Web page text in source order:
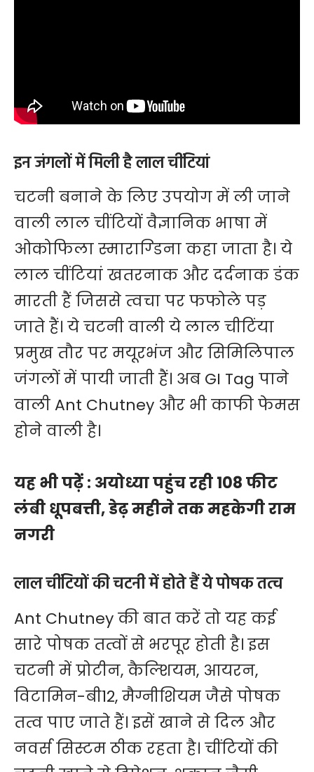
इन जंगलों में मिली है लाल चींटियां
चटनी बनाने के लिए उपयोग में ली जाने
वाली लाल चींटियों वैज्ञानिक भाषा में
ओकोफिला स्माराग्डिना कहा जाता है। ये
लाल चींटियां खतरनाक और दर्दनाक डंक
मारती हैं जिससे त्वचा पर फफोले पड़
जाते हैं। ये चटनी वाली ये लाल चीटिंया
प्रमुख तौर पर मयूरभंज और सिमिलिपाल
जंगलों में पायी जाती हैं। अब GI Tag पाने
वाली Ant Chutney और भी काफी फेमस
होने वाली है।
यह भी पढ़ेें : अयोध्या पहुंच रही 108 फीट
लंबी धूपबत्ती, डेढ़ महीने तक महकेगी राम
नगरी
लाल चींटियों की चटनी में होते हैं ये पोषक तत्व
Ant Chutney की बात करें तो यह कई
सारे पोषक तत्वों से भरपूर होती है। इस
चटनी में प्रोटीन, कैल्शियम, आयरन,
विटामिन-बी12, मैग्नीशियम जैसे पोषक
तत्व पाए जाते हैं। इसें खाने से दिल और
नवर्स सिस्टम ठीक रहता है। चींटियों की